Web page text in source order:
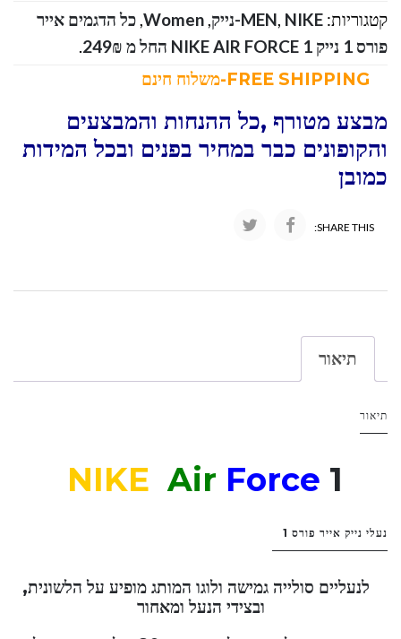
קטגוריות:
MEN, NIKE-נייק ,
Women
,כל הדגמים אייר
פורס 1 נייק NIKE AIR FORCE 1 החל מ 249₪
.
מבצע מטורף ,כל ההנחות והמבצעים
והקופונים כבר במחיר בפנים ובכל המידות
כמובן
SHARE THIS:
תיאור
תיאור
NIKE Air Force 1
נעלי נייק אייר פורס 1
לנעליים סולייה גמישה ולוגו המותג מופיע על הלשונית,
ובצידי הנעל ומאחור